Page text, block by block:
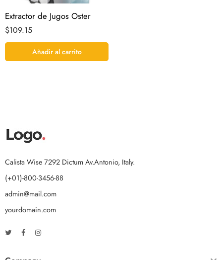
Extractor de Jugos Oster
$109.15
Añadir al carrito
Calista Wise 7292 Dictum Av.Antonio, Italy.
(+01)-800-3456-88
admin@mail.com
yourdomain.com